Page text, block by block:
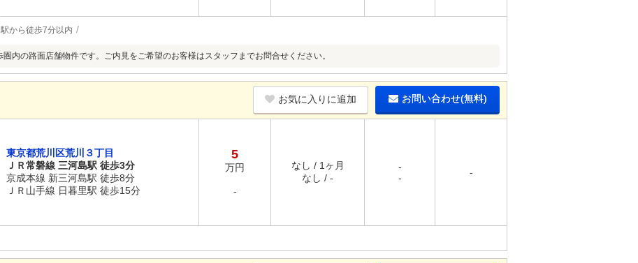
駅から徒歩7分以内
圏内の路面店舗物件です。ご内見をご希望のお客様はスタッフまでお問合せください。
お気に入りに追加 お問い合わせ(無料)
東京都荒川区荒川３丁目
ＪＲ常磐線 三河島駅 徒歩3分
京成本線 新三河島駅 徒歩8分
ＪＲ山手線 日暮里駅 徒歩15分
5
万円
-
なし / 1ヶ月
なし / -
-
-
-